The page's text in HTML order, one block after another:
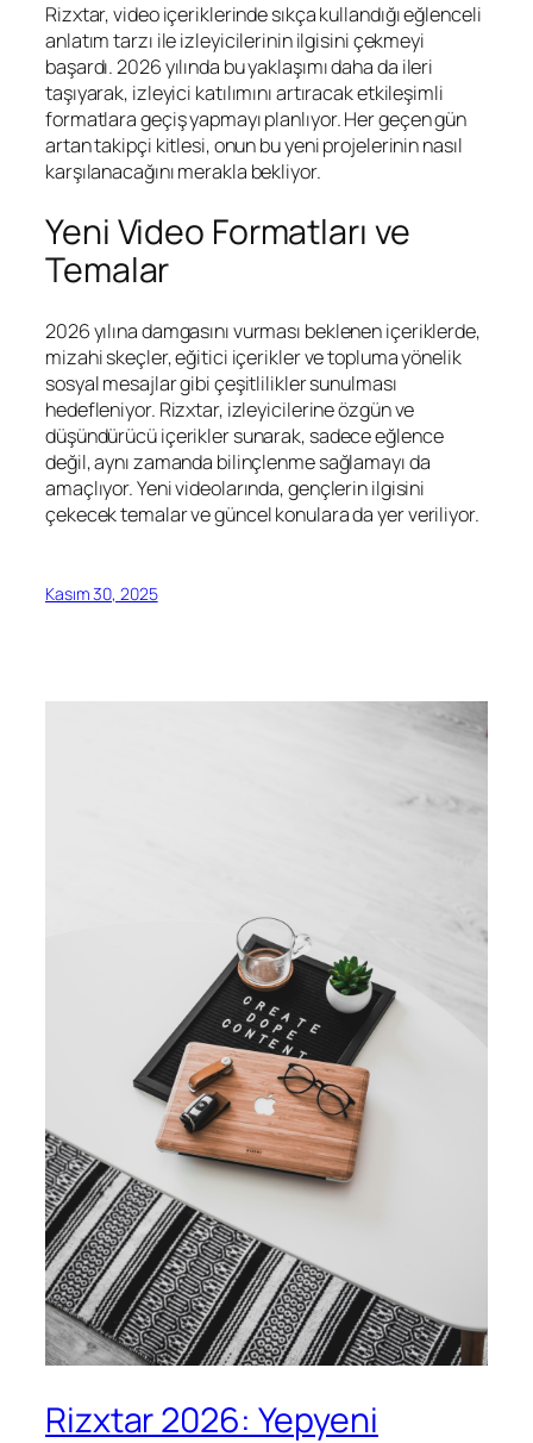
Rizxtar, video içeriklerinde sıkça kullandığı eğlenceli
anlatım tarzı ile izleyicilerinin ilgisini çekmeyi
başardı. 2026 yılında bu yaklaşımı daha da ileri
taşıyarak, izleyici katılımını artıracak etkileşimli
formatlara geçiş yapmayı planlıyor. Her geçen gün
artan takipçi kitlesi, onun bu yeni projelerinin nasıl
karşılanacağını merakla bekliyor.
Yeni Video Formatları ve
Temalar
2026 yılına damgasını vurması beklenen içeriklerde,
mizahi skeçler, eğitici içerikler ve topluma yönelik
sosyal mesajlar gibi çeşitlilikler sunulması
hedefleniyor. Rizxtar, izleyicilerine özgün ve
düşündürücü içerikler sunarak, sadece eğlence
değil, aynı zamanda bilinçlenme sağlamayı da
amaçlıyor. Yeni videolarında, gençlerin ilgisini
çekecek temalar ve güncel konulara da yer veriliyor.
Kasım 30, 2025
Rizxtar 2026: Yepyeni